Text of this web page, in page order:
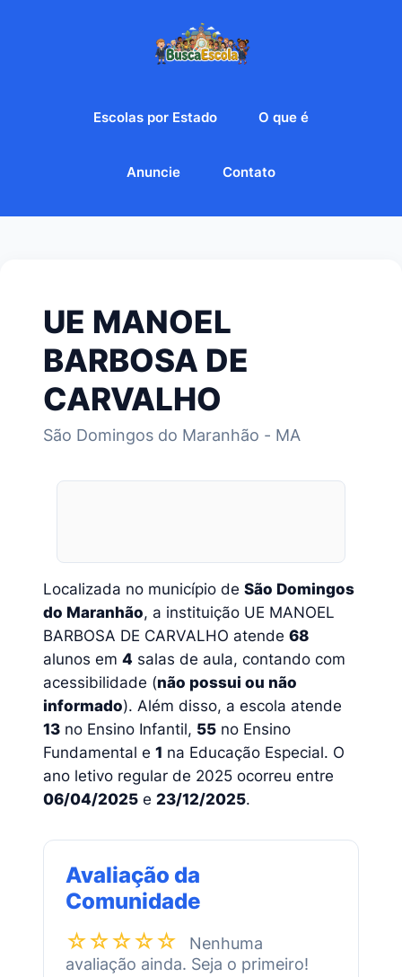
Escolas por Estado O que é
Anuncie Contato
UE MANOEL
BARBOSA DE
CARVALHO
São Domingos do Maranhão - MA
Localizada no município de São Domingos
do Maranhão, a instituição UE MANOEL
BARBOSA DE CARVALHO atende 68
alunos em 4 salas de aula, contando com
acessibilidade (não possui ou não
informado). Além disso, a escola atende
13 no Ensino Infantil, 55 no Ensino
Fundamental e 1 na Educação Especial. O
ano letivo regular de 2025 ocorreu entre
06/04/2025 e 23/12/2025.
Avaliação da
Comunidade
☆☆☆☆☆
Nenhuma
avaliação ainda. Seja o primeiro!